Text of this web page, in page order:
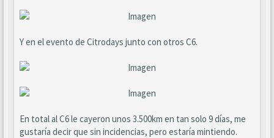
Y en el evento de Citrodays junto con otros C6.
En total al C6 le cayeron unos 3.500km en tan solo 9 días, me
gustaría decir que sin incidencias, pero estaría mintiendo.